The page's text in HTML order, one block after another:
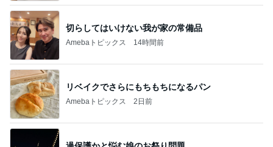
切らしてはいけない我が家の常備品
Amebaトピックス 14時間前
リベイクでさらにもちもちになるパン
Amebaトピックス 2日前